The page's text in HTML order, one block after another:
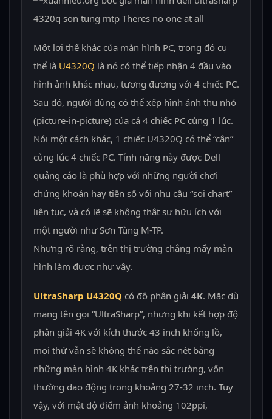
Một lợi thế khác của màn hình PC, trong đó cụ
thể là U4320Q là nó có thể tiếp nhận 4 đầu vào
hình ảnh khác nhau, tương đương với 4 chiếc PC.
Sau đó, người dùng có thể xếp hình ảnh thu nhỏ
(picture-in-picture) của cả 4 chiếc PC cùng 1 lúc.
Nói một cách khác, 1 chiếc U4320Q có thể “cân”
cùng lúc 4 chiếc PC. Tính năng này được Dell
quảng cáo là phù hợp với những người chơi
chứng khoán hay tiền số với nhu cầu “soi chart”
liên tục, và có lẽ sẽ không thật sự hữu ích với
một người như Sơn Tùng M-TP.
Nhưng rõ ràng, trên thị trường chẳng mấy màn
hình làm được như vậy.
UltraSharp U4320Q có độ phân giải 4K. Mặc dù
mang tên gọi “UltraSharp”, nhưng khi kết hợp độ
phân giải 4K với kích thước 43 inch khổng lồ,
mọi thứ vẫn sẽ không thể nào sắc nét bằng
những màn hình 4K khác trên thị trường, vốn
thường dao động trong khoảng 27-32 inch. Tuy
vậy, với mật độ điểm ảnh khoảng 102ppi,